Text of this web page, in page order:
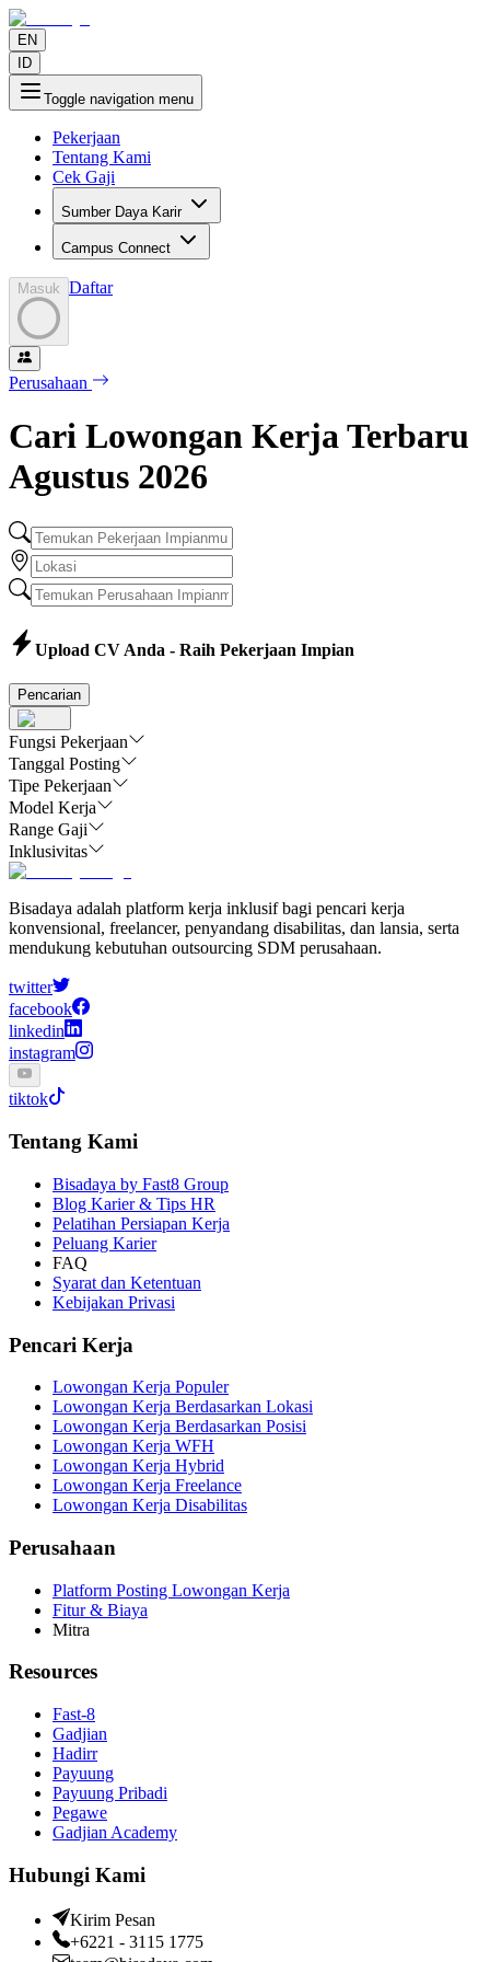
EN
ID
Toggle navigation menu
Pekerjaan
Tentang Kami
Cek Gaji
Sumber Daya Karir
Campus Connect
Masuk Daftar
Perusahaan
Cari Lowongan Kerja Terbaru
Agustus 2026
Upload CV Anda - Raih Pekerjaan Impian
Pencarian
Fungsi Pekerjaan
Tanggal Posting
Tipe Pekerjaan
Model Kerja
Range Gaji
Inklusivitas
Bisadaya adalah platform kerja inklusif bagi pencari kerja
konvensional, freelancer, penyandang disabilitas, dan lansia, serta
mendukung kebutuhan outsourcing SDM perusahaan.
twitter
facebook
linkedin
instagram
tiktok
Tentang Kami
Bisadaya by Fast8 Group
Blog Karier & Tips HR
Pelatihan Persiapan Kerja
Peluang Karier
FAQ
Syarat dan Ketentuan
Kebijakan Privasi
Pencari Kerja
Lowongan Kerja Populer
Lowongan Kerja Berdasarkan Lokasi
Lowongan Kerja Berdasarkan Posisi
Lowongan Kerja WFH
Lowongan Kerja Hybrid
Lowongan Kerja Freelance
Lowongan Kerja Disabilitas
Perusahaan
Platform Posting Lowongan Kerja
Fitur & Biaya
Mitra
Resources
Fast-8
Gadjian
Hadirr
Payuung
Payuung Pribadi
Pegawe
Gadjian Academy
Hubungi Kami
Kirim Pesan
+6221 - 3115 1775